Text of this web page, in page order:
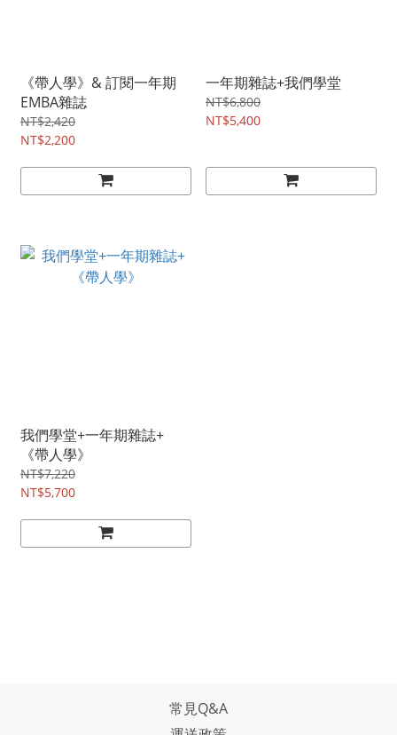
《帶人學》& 訂閱一年期
EMBA雜誌
NT$2,420
NT$2,200
一年期雜誌+我們學堂
NT$6,800
NT$5,400
我們學堂+一年期雜誌+
《帶人學》
NT$7,220
NT$5,700
常見Q&A